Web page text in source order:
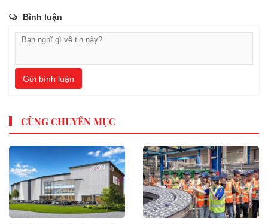
Bình luận
Gửi bình luận
CÙNG CHUYÊN MỤC